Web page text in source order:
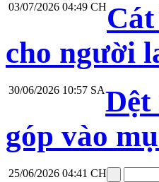
03/07/2026 04:49 CH
cho người
30/06/2026 10:57 SADệt
góp vào
25/06/2026 04:41 CH